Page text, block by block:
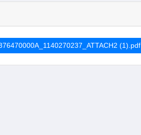
(1).pdf